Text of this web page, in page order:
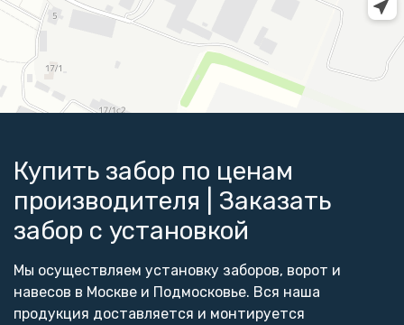
{/ignore}
Купить забор по ценам
производителя | Заказать
забор с установкой
Мы осуществляем установку заборов, ворот и
навесов в Москве и Подмосковье. Вся наша
продукция доставляется и монтируется